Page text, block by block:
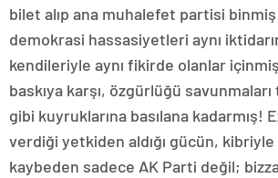
bilet alıp ana muhalefet partisi
demokrasi hassasiyetleri aynı
kendileriyle aynı fikirde olanlar
baskıya karşı, özgürlüğü savunmaları
gibi kuyruklarına basılana kadarmış!
verdiği yetkiden aldığı gücün,
kaybeden sadece AK Parti değil;